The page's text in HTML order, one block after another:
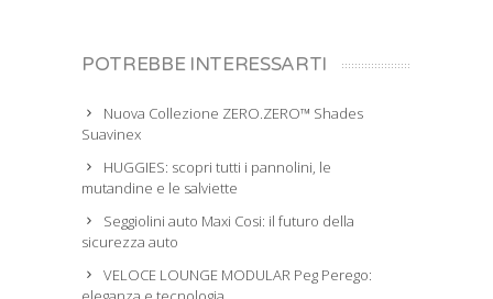
POTREBBE INTERESSARTI
Nuova Collezione ZERO.ZERO™ Shades
Suavinex
HUGGIES: scopri tutti i pannolini, le
mutandine e le salviette
Seggiolini auto Maxi Cosi: il futuro della
sicurezza auto
VELOCE LOUNGE MODULAR Peg Perego: